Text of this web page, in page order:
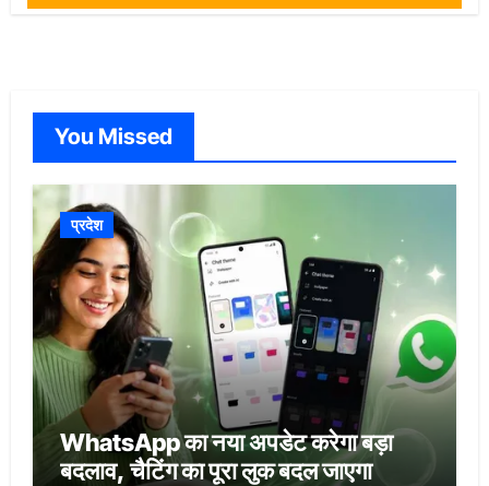
You Missed
प्रदेश
WhatsApp का नया अपडेट करेगा बड़ा
बदलाव, चैटिंग का पूरा लुक बदल जाएगा